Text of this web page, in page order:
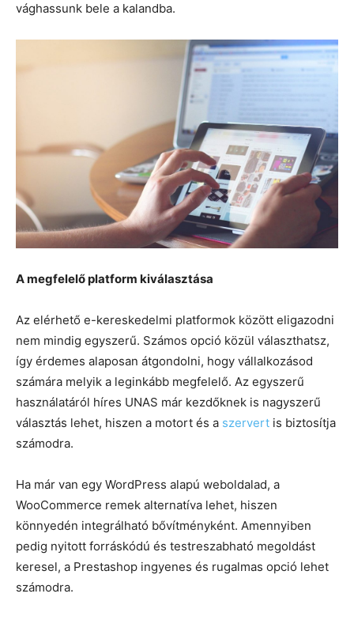
vághassunk bele a kalandba.
A megfelelő platform kiválasztása
Az elérhető e-kereskedelmi platformok között eligazodni
nem mindig egyszerű. Számos opció közül választhatsz,
így érdemes alaposan átgondolni, hogy vállalkozásod
számára melyik a leginkább megfelelő. Az egyszerű
használatáról híres UNAS már kezdőknek is nagyszerű
választás lehet, hiszen a motort és a szervert is biztosítja
számodra.
Ha már van egy WordPress alapú weboldalad, a
WooCommerce remek alternatíva lehet, hiszen
könnyedén integrálható bővítményként. Amennyiben
pedig nyitott forráskódú és testreszabható megoldást
keresel, a Prestashop ingyenes és rugalmas opció lehet
számodra.